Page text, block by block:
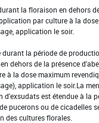
la floraison en dehors
par culture à la
application le soir.
durant la période de
dehors de la présence
à la dose maximum
application le soir.La
d'exsudats est étendue à la
pucerons ou de cicadelles
des cultures florales.